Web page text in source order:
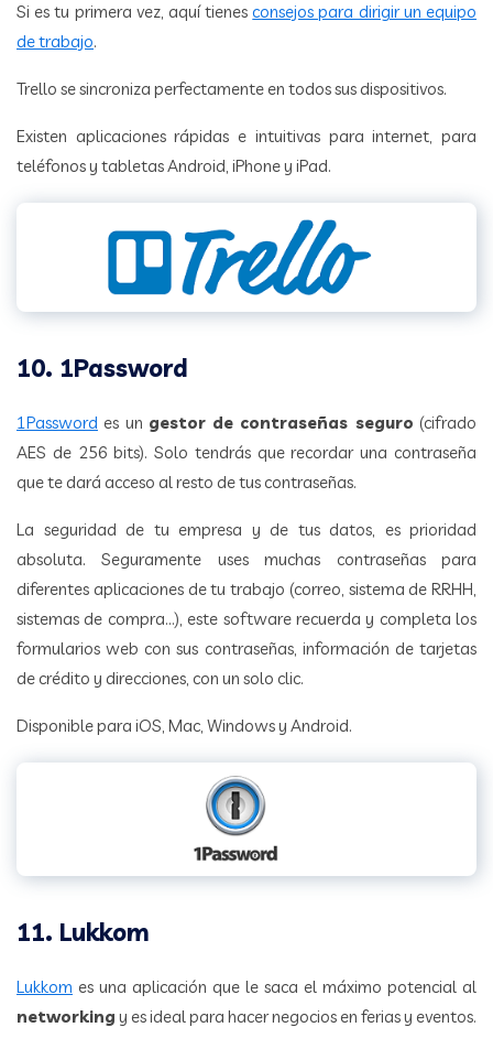
Si es tu primera vez, aquí tienesconsejos para dirigir un equipo
de trabajo.
Trello se sincroniza perfectamente en todos sus dispositivos.
Existen aplicaciones rápidas e intuitivas para internet, para
teléfonos y tabletas Android, iPhone y iPad.
10. 1Password
1Password es un gestor de contraseñas seguro (cifrado
AES de 256 bits). Solo tendrás que recordar una contraseña
que te dará acceso al resto de tus contraseñas.
La seguridad de tu empresa y de tus datos, es prioridad
absoluta. Seguramente uses muchas contraseñas para
diferentes aplicaciones de tu trabajo (correo, sistema de RRHH,
sistemas de compra…), este software recuerda y completa los
formularios web con sus contraseñas, información de tarjetas
de crédito y direcciones, con un solo clic.
Disponible para iOS, Mac, Windows y Android.
11. Lukkom
Lukkom es una aplicación que le saca el máximo potencial al
networking y es ideal para hacer negocios en ferias y eventos.